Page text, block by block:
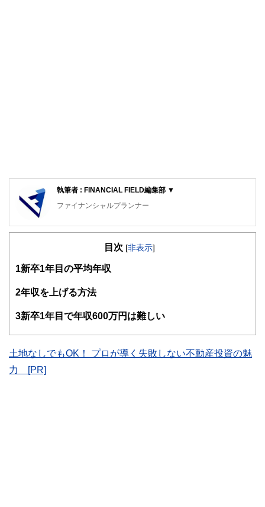
執筆者 : FINANCIAL FIELD編集部 ▼
ファイナンシャルプランナー
FinancialField編集部は、金融、経済に関する記事を、日々
知識がない方でも理解できるようわかりやすく発信していま
得者を中心に「お金や暮らし」に関する書籍・雑誌の編集経
験者で構成され、企画立案から記事掲載まですべての工程に
ドバイザー、DCプランナー、公認会計士、社会保険労務
目次 [非表示]
1 新卒1年目の平均年収
2年収を上げる方法
3新卒1年目で年収600万円は難しい
土地なしでもOK！ プロが導く失敗しない不動産投資の魅
力 [PR]